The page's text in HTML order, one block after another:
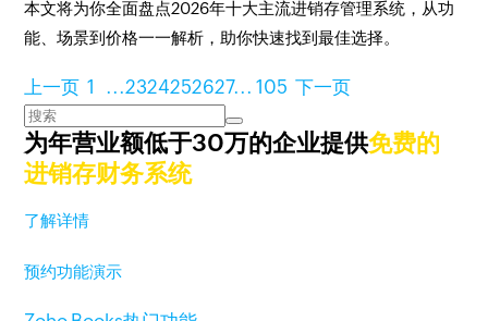
本文将为你全面盘点2026年十大主流进销存管理系统，从功
能、场景到价格一一解析，助你快速找到最佳选择。
上一页1 ...2324252627... 105 下一页
为年营业额低于30万的企业提供免费的
进销存财务系统
了解详情
预约功能演示